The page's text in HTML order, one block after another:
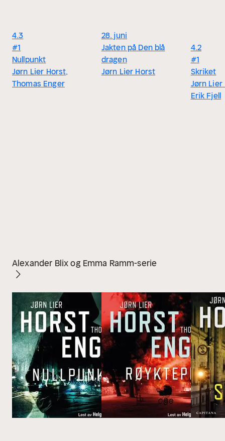
4.3
#1
Nullpunkt
Jørn Lier Horst,
Thomas Enger
28. juni
Jakten på Den blå
dragen
Jørn Lier Horst
4.2
#1
Skriket
Jørn Lier
Erik Fjell
Alexander Blix og Emma Ramm-serie